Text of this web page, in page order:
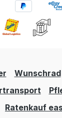
Wunschrad
Ratenkauf